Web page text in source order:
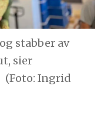
stabber av
sier
(Foto: Ingrid